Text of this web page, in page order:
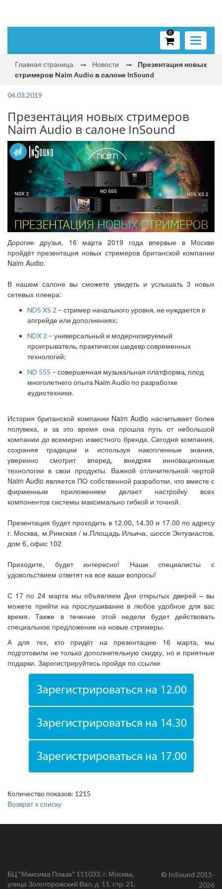
Toggle
0
Главная страница Новости
Презентация новых
стримеров Naim Audio в салоне InSound
04.03.2019
Презентация новых стримеров
Naim Audio в салоне InSound
Дорогие друзья, 16 марта 2019 года впервые в Москве
пройдёт презентация новых стримеров британской компании
Naim Audio.
В нашем салоне вы сможете увидеть и услышать 3 новых
сетевых плеера:
ND5 XS 2 – стример начального уровня, не нуждается в
апгрейде или дополнениях;
NDX 2 – универсальный и модернизируемый
проигрыватель, практически шедевр современных
технологий;
ND 555 – совершенная музыкальная платформа, плод
многолетнего опыта Naim Audio по разработке
аудиотехники.
История британской компании Naim Audio насчитывает более
полувека, и за это время она прошла путь от небольшой
компании до всемирно известного бренда. Сегодня компания,
сохраняя традиции и используя накопленные знания,
уверенно смотрит вперед, внедряя инновационные
технологии в свои продукты. Важной отличительной чертой
Naim Audio является ПО собственной разработки, что вместе с
фирменным приложением делает настройку всех
компонентов системы максимально гибкой и точной.
Презентация будет проходить в 12.00, 14.30 и 17.00 по адресу
г. Москва, м.Римская / м.Площадь Ильича, шоссе Энтузиастов,
дом 6, офис 102
Приходите, будет интересно! Наши специалисты с
удовольствием ответят на все ваши вопросы!
С 17 по 24 марта мы объявляем Дни открытых дверей – вы
можете прийти на прослушивание в любое удобное для вас
время. Также в течение этой недели будет действовать
специальное предложение на новые стримеры.
А для тех, кто придёт на презентацию 16 марта, мы
подготовили не только дополнительную скидку, но и приятные
подарки. Зарегистрируйтесь пройдя по ссылке
Количество показов: 1215
Возврат к списку
БЦ “Максима Плаза“ 111033, г. Москва,
улица Золоторожский Вал, д. 11, стр. 21,
© InSound 2015-
2026